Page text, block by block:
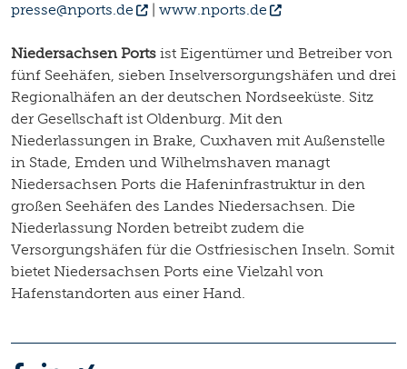
presse@nports.de
| www.nports.de
Niedersachsen Ports ist Eigentümer und Betreiber von
fünf Seehäfen, sieben Inselversorgungshäfen und drei
Regionalhäfen an der deutschen Nordseeküste. Sitz
der Gesellschaft ist Oldenburg. Mit den
Niederlassungen in Brake, Cuxhaven mit Außenstelle
in Stade, Emden und Wilhelmshaven managt
Niedersachsen Ports die Hafeninfrastruktur in den
großen Seehäfen des Landes Niedersachsen. Die
Niederlassung Norden betreibt zudem die
Versorgungshäfen für die Ostfriesischen Inseln. Somit
bietet Niedersachsen Ports eine Vielzahl von
Hafenstandorten aus einer Hand.